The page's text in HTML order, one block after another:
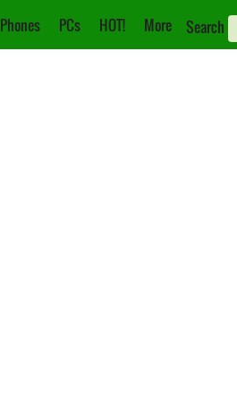
Phones PCs HOT! More Search